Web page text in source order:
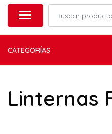
CATEGORÍAS
Linternas